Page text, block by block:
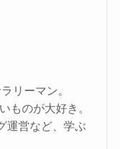
リーマン。
ものが大好き。
運営など、学ぶ